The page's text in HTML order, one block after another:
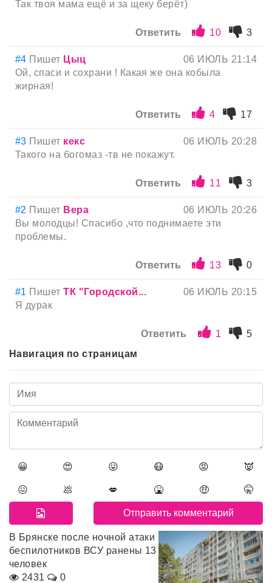
Так твоя мама ещё и за щеку берёт)
Ответить 10 3
#4 Пишет Цыц
06 ИЮЛЬ 21:14
Ой, спаси и сохрани ! Какая же она кобыла
жирная!
Ответить 4 17
#3 Пишет кекс
06 ИЮЛЬ 20:28
Такого на богомаз -тв не покажут.
Ответить 11 3
#2 Пишет Вера
06 ИЮЛЬ 20:26
Вы молодцы! Спасибо ,что поднимаете эти
проблемы.
Ответить 13 0
#1 ПишетТК "Городской...
06 ИЮЛЬ 20:15
Я дурак
Ответить 1
5
Навигация по страницам
😀 😍 😛 😷 😡 👿
😖 💩 💋 🤮 🤑 🤫
В Брянске после ночной атаки
беспилотников ВСУ ранены 13
человек
2431
0